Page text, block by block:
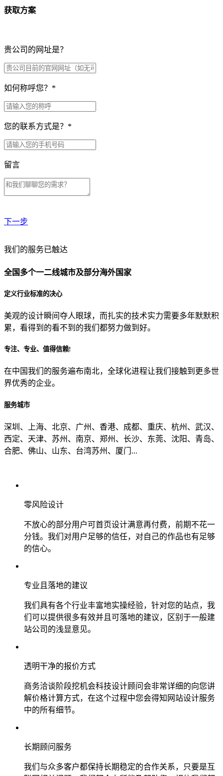
获取方案
贵公司的网址是？
如何称呼您？ *
您的联系方式是？ *
留言
下一步
贵公司预算范围是？
贵公司的团队规模是？
目前主要的营销渠道是？
我们的服务已触达
全国多个一二线城市及部分海外国家
定义行业标准的决心
美观的设计瞬间夺人眼球，而扎实的技术实力需要多年默默积
累，看得到的看不到的我们都努力做到好。
专注、专业、值得信赖!
在中国我们的服务遍布南北，全球化进程让我们接触到更多世
界优秀的企业。
服务城市
深圳、上海、北京、广州、香港、成都、重庆、杭州、武汉、
西定、天津、苏州、南京、郑州、长沙、东莞、沈阳、青岛、
合肥、佛山、山东、台湾苏州、厦门...
零风险设计
不放心的部分用户可首页设计满意再付费，前期不花一
分钱。我们对用户足够的信任，对自己的作品也有足够
的信心。
专业且落地的建议
我们具有各个行业丰富地实操经验，针对您的站点，我
们可以提供很多有效并且可落地的建议，区别于一般建
站公司的浅显意见。
透明干净的报价方式
商务洽谈阶段挖机会科技设计顾问会非常详细的向您讲
解价格计算方式，在这个过程中您会得知网站设计服务
中的所有细节。
长期顾问服务
我们与众多客户都保持长期稳定的合作关系，只要是互